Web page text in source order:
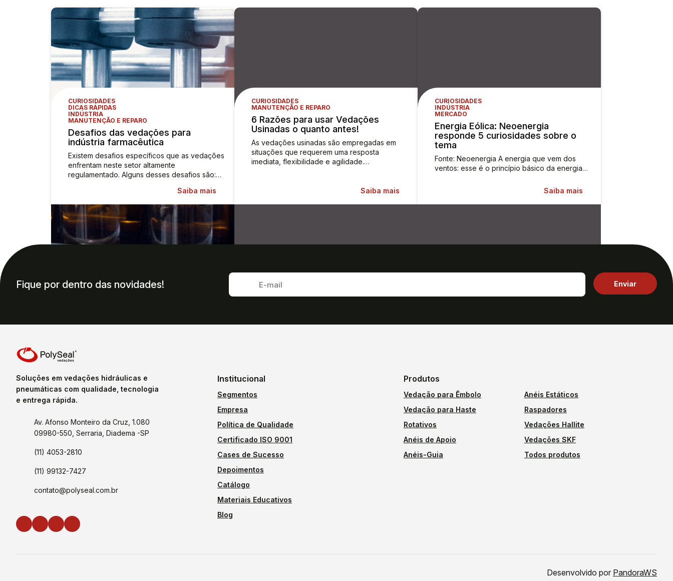
CURIOSIDADES
DICAS RÁPIDAS
INDÚSTRIA
MANUTENÇÃO E REPARO
Desafios das vedações para
indústria farmacêutica
Existem desafios específicos que as vedações
enfrentam neste setor altamente
regulamentado. Alguns desses desafios são:…
Saiba mais
CURIOSIDADES
MANUTENÇÃO E REPARO
6 Razões para usar Vedações
Usinadas o quanto antes!
As vedações usinadas são empregadas em
situações que requerem uma resposta
imediata, flexibilidade e agilidade.…
Saiba mais
CURIOSIDADES
INDÚSTRIA
MERCADO
Energia Eólica: Neoenergia
responde 5 curiosidades sobre o
tema
Fonte: Neoenergia A energia que vem dos
ventos: esse é o princípio básico da energia…
Saiba mais
Fique por dentro das novidades!
Soluções em vedações hidráulicas e
pneumáticas com qualidade, tecnologia
e entrega rápida.
Av. Afonso Monteiro da Cruz, 1.080
09980-550, Serraria, Diadema -SP
(11) 4053-2810
(11) 99132-7427
contato@polyseal.com.br
Institucional
Segmentos
Empresa
Política de Qualidade
Certificado ISO 9001
Cases de Sucesso
Depoimentos
Catálogo
Materiais Educativos
Blog
Produtos
Vedação para Êmbolo
Vedação para Haste
Rotativos
Anéis de Apoio
Anéis-Guia
Anéis Estáticos
Raspadores
Vedações Hallite
Vedações SKF
Todos produtos
Desenvolvido por PandoraWS